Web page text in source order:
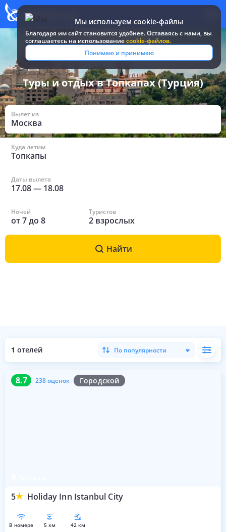
Мы используем cookie-файлы
Благодаря им сайт становится удобнее. Оставаясь c нами, вы
соглашаетесь на использованиеcookie-файлов.
Понимаю и принимаю
Все туры и путевки / Турция / в Топкапах
Туры и отдых в Топкапах (Турция)
Вылет из
Москва
Куда летим
Топкапы
Даты вылета
17.08— 18.08
Ночей
от7до 8
Туристов
2 взрослых
Найти
1 отелей По популярности
8.7 238 оценок Городской
5 Holiday Inn Istanbul City
8.7 238 оценок
в номере 5 км 42 км